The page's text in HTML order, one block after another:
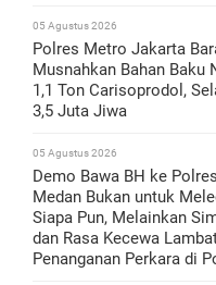
05 Agustus 2026
Polres Metro Jakarta
Musnahkan Bahan Baku
1,1 Ton Carisoprodol,
3,5 Juta Jiwa
05 Agustus 2026
Demo Bawa BH ke
Medan Bukan untuk
Siapa Pun, Melainkan
dan Rasa Kecewa
Penanganan Perkara di